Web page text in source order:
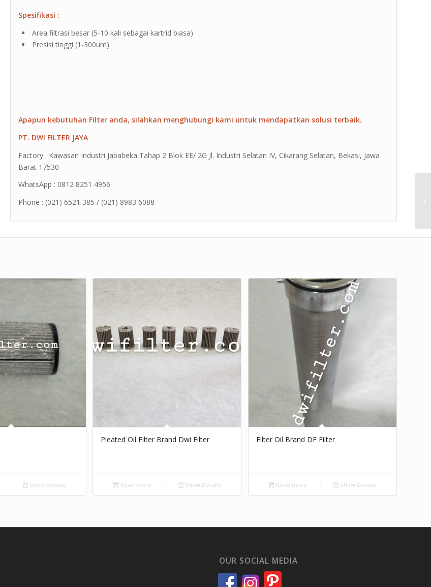
Spesifikasi :
Area filtrasi besar (5-10 kali sebagai kartrid biasa)
Presisi tinggi (1-300um)
Apapun kebutuhan Filter anda, silahkan menghubungi kami untuk mendapatkan solusi terbaik.
PT. DWI FILTER JAYA
Factory : Kawasan Industri Jababeka Tahap 2 Blok EE/ 2G Jl. Industri Selatan IV, Cikarang Selatan, Bekasi, Jawa
Barat 17530
WhatsApp : 0812 8251 4956
Phone : (021) 6521 385 / (021) 8983 6088
Show Details
Pleated Oil Filter Brand Dwi Filter
Read more Show Details
Filter Oil Brand DF Filter
Read more Show Details
OUR SOCIAL MEDIA